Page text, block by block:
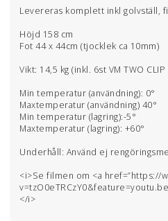
Levereras komplett inkl golvställ,
Höjd 158 cm
Fot 44 x 44cm (tjocklek ca 10mm)
Vikt: 14,5 kg (inkl. 6st VM TWO
Min temperatur (användning): 0°
Maxtemperatur (användning) 40°
Min temperatur (lagring):-5°
Maxtemperatur (lagring): +60°
Underhåll: Använd ej
<i>Se filmen om <a href=”https://
</i>